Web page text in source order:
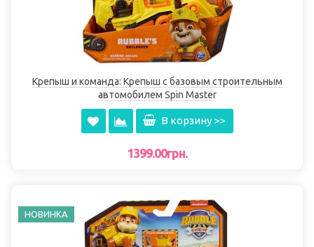
Крепыш и команда: Крепыш с базовым строительным
автомобилем Spin Master
В корзину >>
1399.00грн.
НОВИНКА